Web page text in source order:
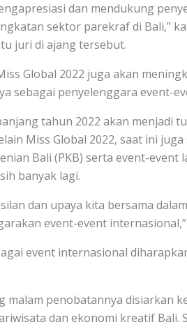
dan mendukung
sektor parekraf di Bali,”
juri di ajang tersebut.
Global 2022 juga akan
sebagai penyelenggara event-
tahun 2022 akan menjadi
Miss Global 2022, saat ini
Bali (PKB) serta event-
banyak lagi.
dan upaya kita bersama
event-event
event internasional
malam penobatannya disiarkan
dan ekonomi kreatif Bali.